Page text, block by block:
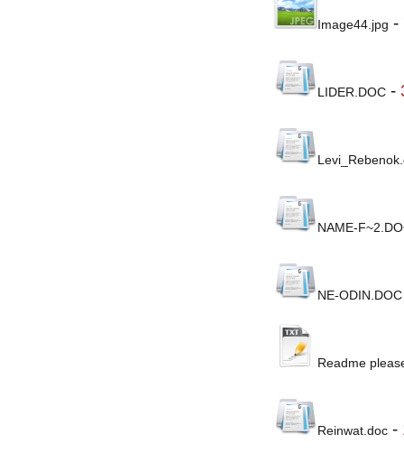
Image44.jpg -
LIDER.DOC-
NAME-
NE-ODIN.DOC
Readme
Reinwat.doc-